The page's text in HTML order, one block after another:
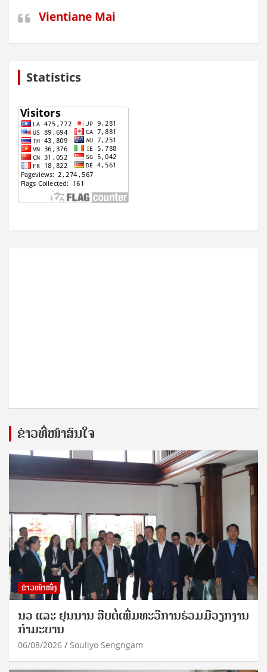
Vientiane Mai
Statistics
ຂ່າວທີ່ໜ້າສົນໃຈ
ຂ່າວໜ້າໜຶ່ງ
ນວ ແລະ ຢຸນນານ ສືບຕໍ່ເພີ່ມທະວີການຮ່ວມມືວຽກງານ
ກຳມະບານ
06/08/2026 Souliyo Sengngam